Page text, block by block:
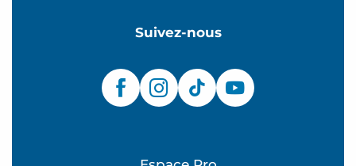
Suivez-nous